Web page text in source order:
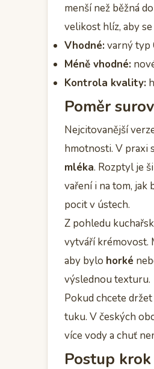
menší než běžná
velikost hlíz, aby
Vhodné:varný typ
Méně vhodné:
Kontrola kvality:
Poměr
Nejcitovanější
hmotnosti. V praxi
mléka. Rozptyl je
vaření i na tom, jak
pocit v ústech.
Z pohledu
vytváří krémovost.
aby bylo horké
výslednou texturu.
Pokud chcete
tuku. V českých
více vody a chuť
Postup